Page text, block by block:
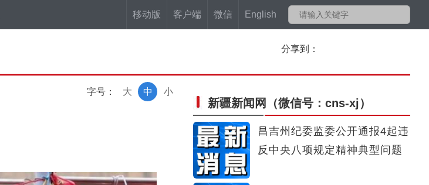
移动版 客户端 微信 English
分享到：
字号： 小
中
大
新疆新闻网 （微信号：cns-xj）
昌吉州纪委监委公开通报4起违
反中央八项规定精神典型问题